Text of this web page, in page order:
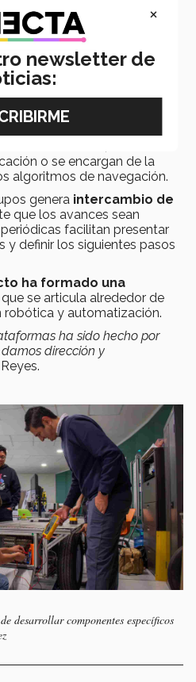
y formación
gracias a la
posgrado.
del sistema
o se encargan de la
algoritmos de navegación.
genera intercambio de
que los avances sean
facilitan presentar
y definir los siguientes pasos
ha formado una
que se articula alrededor de
y automatización.
ha sido hecho por
dirección y
desarrollar componentes específicos
×
newsletter de